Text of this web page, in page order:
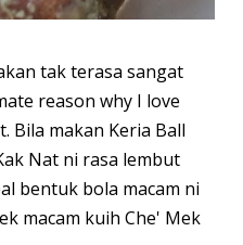
tak terasa sangat
reason why I love
Bila makan Keria Ball
Nat ni rasa lembut
bentuk bola macam ni
macam kuih Che' Mek